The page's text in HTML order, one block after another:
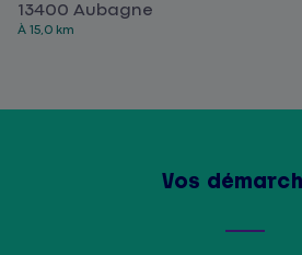
13400 Aubagne
À 15,0 km
Vos